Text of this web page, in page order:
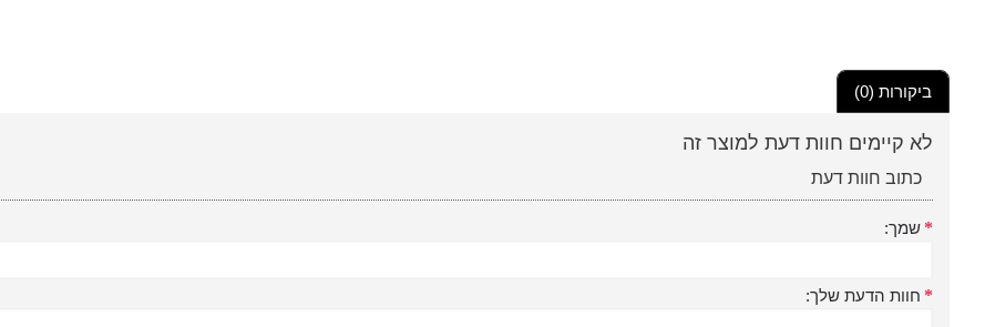
ביקורות (0)
לא קיימים חוות דעת למוצר זה
כתוב חוות דעת
שמך:
חוות הדעת שלך: